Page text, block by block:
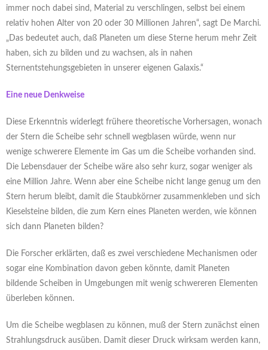
immer noch dabei sind, Material zu verschlingen, selbst bei einem
relativ hohen Alter von 20 oder 30 Millionen Jahren“, sagt De Marchi.
„Das bedeutet auch, daß Planeten um diese Sterne herum mehr Zeit
haben, sich zu bilden und zu wachsen, als in nahen
Sternentstehungsgebieten in unserer eigenen Galaxis.“
Eine neue Denkweise
Diese Erkenntnis widerlegt frühere theoretische Vorhersagen, wonach
der Stern die Scheibe sehr schnell wegblasen würde, wenn nur
wenige schwerere Elemente im Gas um die Scheibe vorhanden sind.
Die Lebensdauer der Scheibe wäre also sehr kurz, sogar weniger als
eine Million Jahre. Wenn aber eine Scheibe nicht lange genug um den
Stern herum bleibt, damit die Staubkörner zusammenkleben und sich
Kieselsteine bilden, die zum Kern eines Planeten werden, wie können
sich dann Planeten bilden?
Die Forscher erklärten, daß es zwei verschiedene Mechanismen oder
sogar eine Kombination davon geben könnte, damit Planeten
bildende Scheiben in Umgebungen mit wenig schwereren Elementen
überleben können.
Um die Scheibe wegblasen zu können, muß der Stern zunächst einen
Strahlungsdruck ausüben. Damit dieser Druck wirksam werden kann,